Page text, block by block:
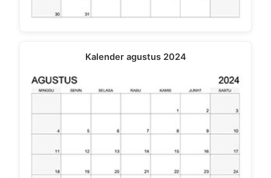
Kalender agustus 2024